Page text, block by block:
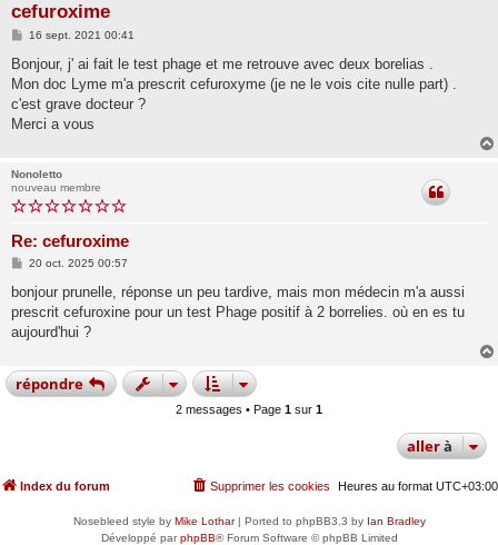
cefuroxime
M
s
a
g
16 sept. 2021 00:41
Bonjour, j' ai fait le test phage et me retrouve avec deux borelias .
Mon doc Lyme m'a prescrit cefuroxyme (je ne le vois cite nulle part) .
c'est grave docteur ?
Merci a vous
Nonoletto
nouveau membre
Re: cefuroxime
M
s
a
g
e
20 oct. 2025 00:57
bonjour prunelle, réponse un peu tardive, mais mon médecin m'a aussi
prescrit cefuroxine pour un test Phage positif à 2 borrelies. où en es tu
aujourd'hui ?
répondre
2 messages • Page 1 sur 1
allerà
Index du forum Heures au format UTC+03:00
Supprimer les cookies
Nosebleed style by Mike Lothar| Ported to phpBB3.3 by Ian Bradley
Développé parphpBB® Forum Software © phpBB Limited